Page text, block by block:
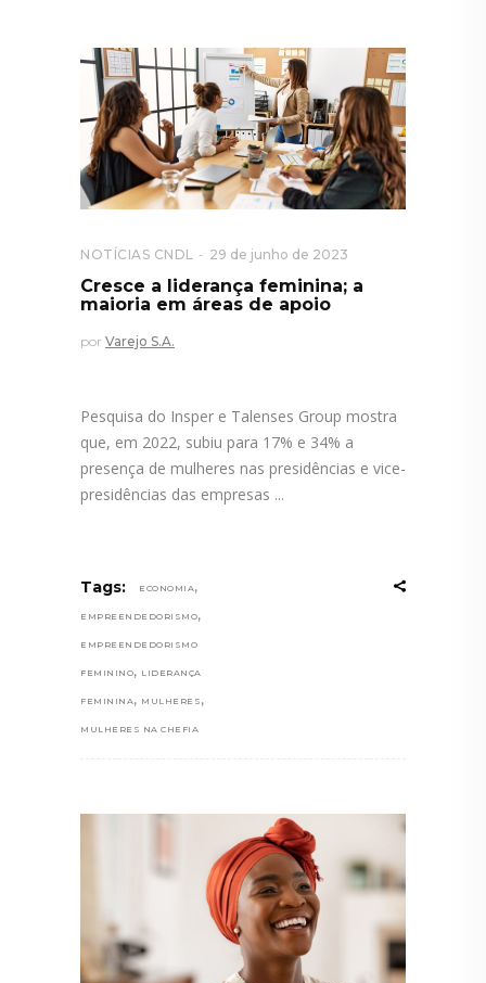
NOTÍCIAS CNDL 29 de junho de 2023
Cresce a liderança feminina; a
maioria em áreas de apoio
por Varejo S.A.
Pesquisa do Insper e Talenses Group mostra
que, em 2022, subiu para 17% e 34% a
presença de mulheres nas presidências e vice-
presidências das empresas
Tags: ECONOMIA ,
EMPREENDEDORISMO,
EMPREENDEDORISMO
FEMININO, LIDERANÇA
FEMININA , MULHERES ,
MULHERES NA CHEFIA